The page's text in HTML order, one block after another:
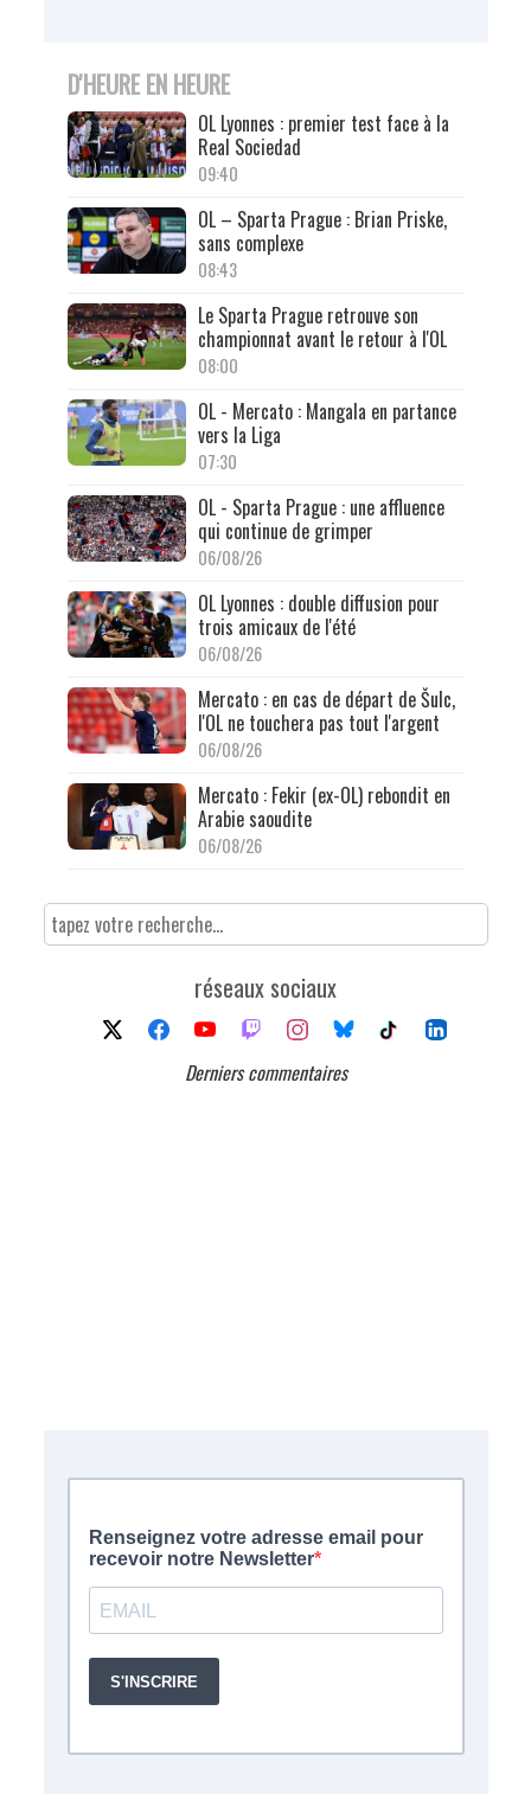
D'HEURE EN HEURE
OL Lyonnes : premier test face à la
Real Sociedad
09:40
OL – Sparta Prague : Brian Priske,
sans complexe
08:43
Le Sparta Prague retrouve son
championnat avant le retour à l'OL
08:00
OL - Mercato : Mangala en partance
vers la Liga
07:30
OL - Sparta Prague : une affluence
qui continue de grimper
06/08/26
OL Lyonnes : double diffusion pour
trois amicaux de l'été
06/08/26
Mercato : en cas de départ de Šulc,
l'OL ne touchera pas tout l'argent
06/08/26
Mercato : Fekir (ex-OL) rebondit en
Arabie saoudite
06/08/26
réseaux sociaux
Derniers commentaires